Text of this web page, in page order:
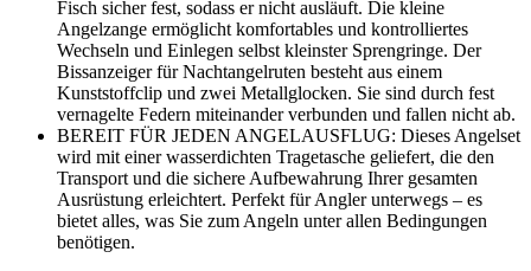
Fisch sicher fest, sodass er nicht ausläuft. Die kleine
Angelzange ermöglicht komfortables und kontrolliertes
Wechseln und Einlegen selbst kleinster Sprengringe. Der
Bissanzeiger für Nachtangelruten besteht aus einem
Kunststoffclip und zwei Metallglocken. Sie sind durch fest
vernagelte Federn miteinander verbunden und fallen nicht ab.
BEREIT FÜR JEDEN ANGELAUSFLUG: Dieses Angelset
wird mit einer wasserdichten Tragetasche geliefert, die den
Transport und die sichere Aufbewahrung Ihrer gesamten
Ausrüstung erleichtert. Perfekt für Angler unterwegs – es
bietet alles, was Sie zum Angeln unter allen Bedingungen
benötigen.